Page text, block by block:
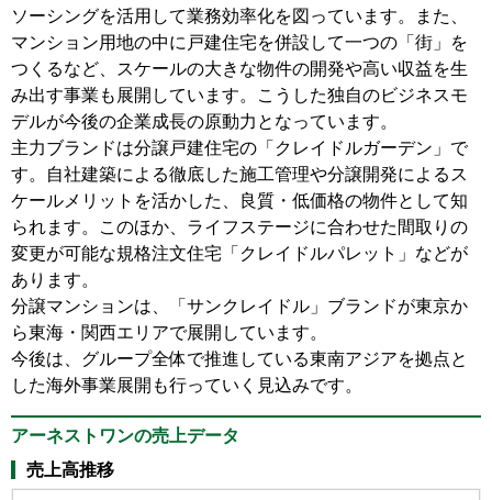
ソーシングを活用して業務効率化を図っています。また、
マンション用地の中に戸建住宅を併設して一つの「街」を
つくるなど、スケールの大きな物件の開発や高い収益を生
み出す事業も展開しています。こうした独自のビジネスモ
デルが今後の企業成長の原動力となっています。
主力ブランドは分譲戸建住宅の「クレイドルガーデン」で
す。自社建築による徹底した施工管理や分譲開発によるス
ケールメリットを活かした、良質・低価格の物件として知
られます。このほか、ライフステージに合わせた間取りの
変更が可能な規格注文住宅「クレイドルパレット」などが
あります。
分譲マンションは、「サンクレイドル」ブランドが東京か
ら東海・関西エリアで展開しています。
今後は、グループ全体で推進している東南アジアを拠点と
した海外事業展開も行っていく見込みです。
アーネストワンの売上データ
売上高推移